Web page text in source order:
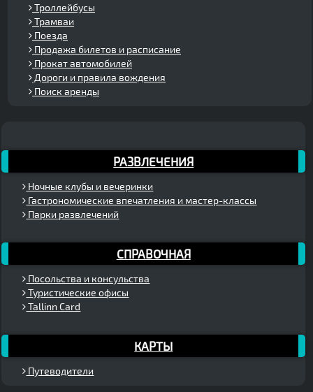
Троллейбусы
Трамваи
Поезда
Продажа билетов и расписание
Прокат автомобилей
Дороги и правила вождения
Поиск аренды
РАЗВЛЕЧЕНИЯ
Ночные клубы и вечеринки
Гастрономические впечатления и мастер-классы
Парки развлечений
СПРАВОЧНАЯ
Посольства и консульства
Туристические офисы
Tallinn Card
КАРТЫ
Путеводители